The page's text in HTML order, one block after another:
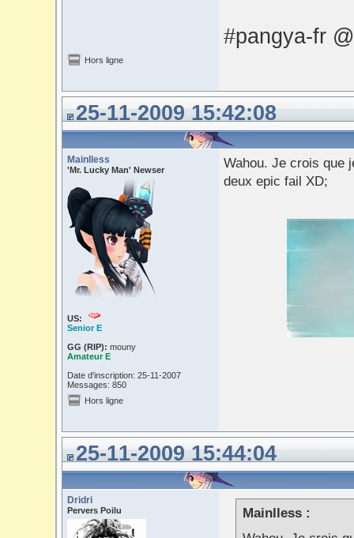
#pangya-fr
Hors ligne
25-11-2009 15:42:08
Mainlless
'Mr. Lucky Man' Newser
US:
Senior E
GG (RIP): mouny
Amateur E
Date d'inscription: 25-11-2007
Messages: 850
Wahou. Je crois que
deux epic fail XD;
Hors ligne
25-11-2009 15:44:04
Dridri
Pervers Poilu
Mainlless :